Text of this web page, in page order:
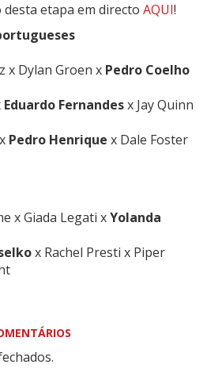
etapa em directo AQUI!
x Dylan Groen x Pedro Coelho
Eduardo Fernandesx Jay Quinn
Pedro Henrique x Dale Foster
x Giada Legati xYolanda
x Rachel Presti x Piper